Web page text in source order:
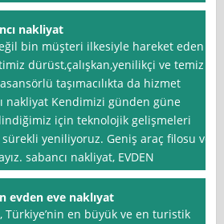
nakliyat
bin müşteri ilkesiyle hareket eden
dürüst,çalışkan,yenilikçi ve temiz
taşımacılıkta da hizmet
nakliyat Kendimizi günden güne
için teknolojik gelişmeleri
yeniliyoruz. Geniş araç filosu ve
sabancı nakliyat, EVDEN
evden eve naklıyat
Türkiye’nin en büyük ve en turistik